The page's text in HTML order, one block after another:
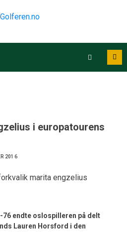
i europatourens
2016
76 endte oslospilleren på delt
Lauren Horsford i den